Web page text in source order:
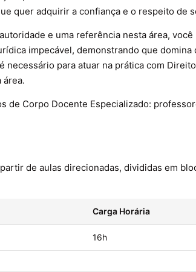
quer adquirir a confiança e o respeito de
e uma referência nesta área, você
impecável, demonstrando que domina
para atuar na prática com
de Corpo Docente Especializado:
de aulas direcionadas, divididas em
Carga Horária
16h